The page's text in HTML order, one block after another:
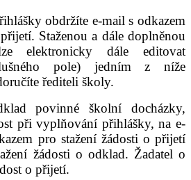
obdržíte e-mail s odkazem
Staženou a dále doplněnou
elektronicky dále editovat
pole) jedním z níže
řediteli školy.
povinné školní docházky,
při vyplňování přihlášky, na e-
pro stažení žádosti o přijetí
žádosti o odklad. Žadatel o
o přijetí.